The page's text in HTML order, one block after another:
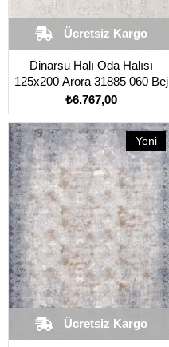
Dinarsu Halı Oda Halısı
125x200 Arora 31885 060 Bej
₺6.767,00
Ücretsiz Kargo
Ücretsiz Kargo
Yeni
Ürün